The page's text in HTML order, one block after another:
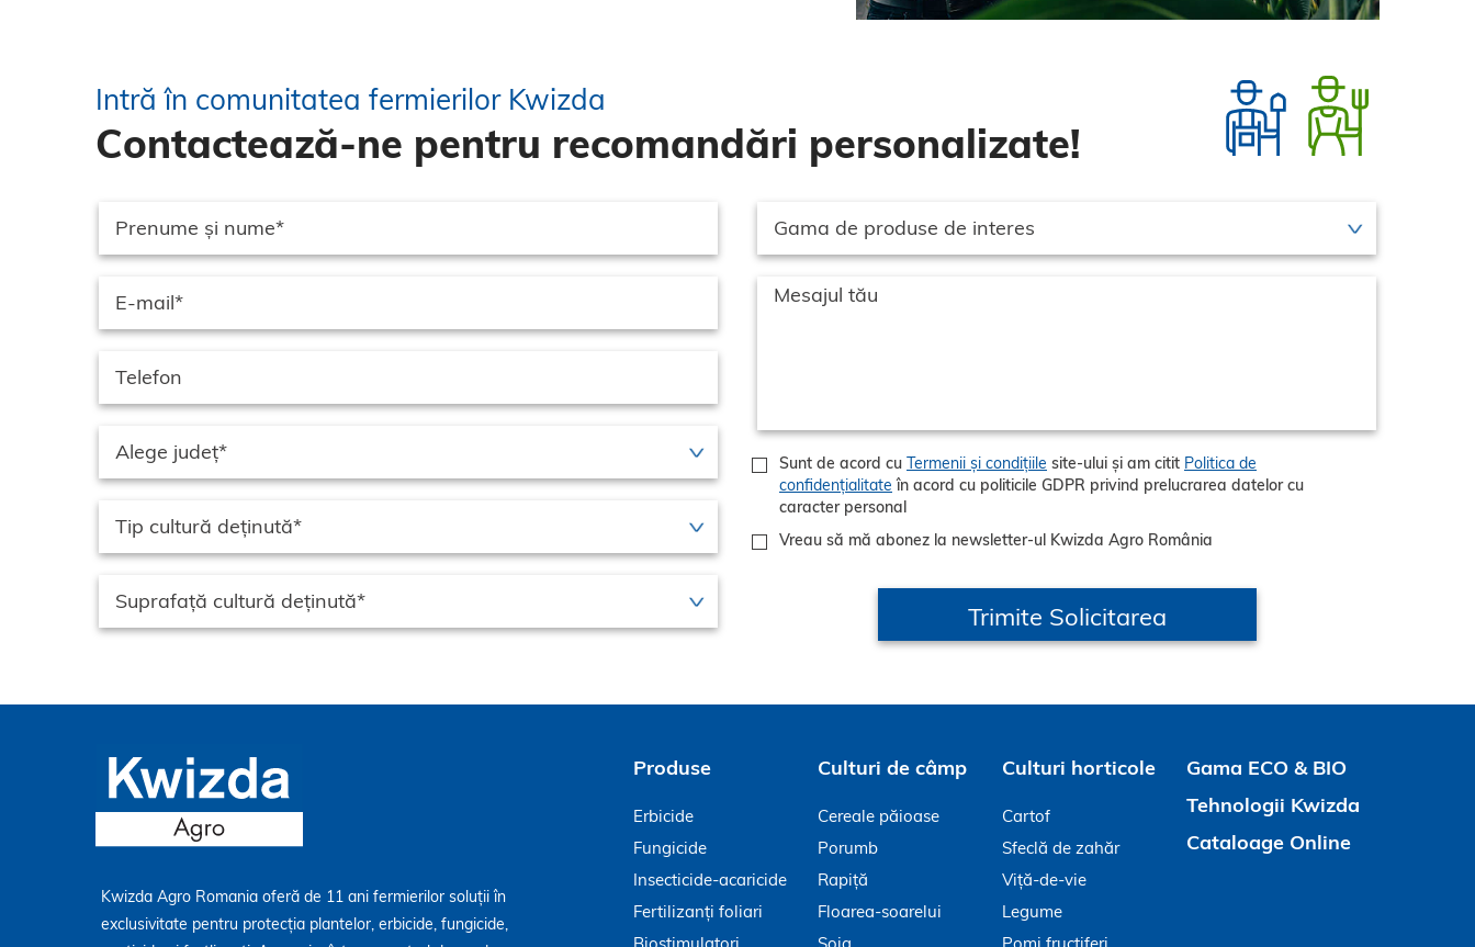
Intră în comunitatea fermierilor Kwizda
Contactează-ne pentru recomandări personalizate!
Sunt de acord cu Termenii și condițiile site-ului și am citit Politica de
confidențialitate în acord cu politicile GDPR privind prelucrarea datelor cu
caracter personal
Vreau să mă abonez la newsletter-ul Kwizda Agro România
Kwizda Agro Romania oferă de 11 ani fermierilor soluții în
exclusivitate pentru protecția plantelor, erbicide, fungicide,
Produse
Erbicide
Fungicide
Insecticide-acaricide
Fertilizanți foliari
Biostimulatori
Culturi de câmp
Cereale păioase
Porumb
Rapiță
Floarea-soarelui
Soia
Culturi horticole
Cartof
Sfeclă de zahăr
Viță-de-vie
Legume
Pomi fructiferi
Gama ECO & BIO
Tehnologii Kwizda
Cataloage Online